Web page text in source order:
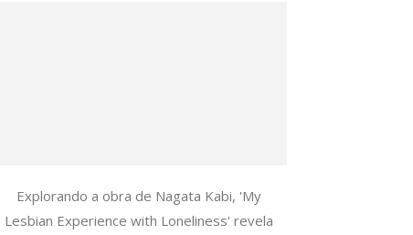
Explorando a obra de Nagata Kabi, 'My
Lesbian Experience with Loneliness' revela